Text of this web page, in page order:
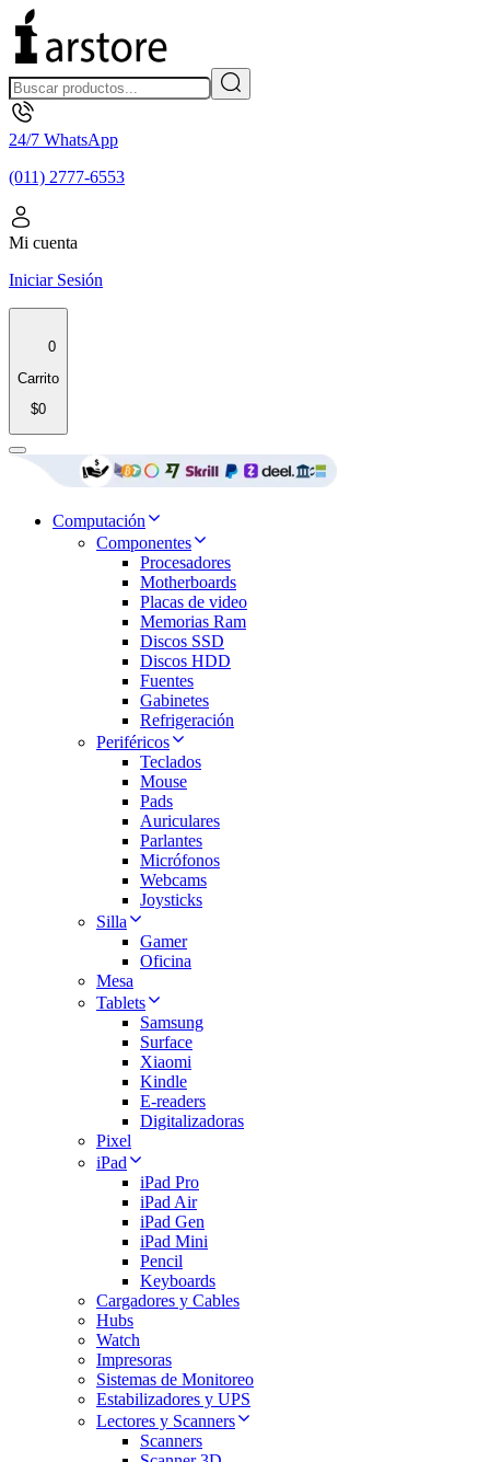
24/7 WhatsApp
(011) 2777-6553
Mi cuenta
Iniciar Sesión
0
Carrito
$0
Computación
Componentes
Procesadores
Motherboards
Placas de video
Memorias Ram
Discos SSD
Discos HDD
Fuentes
Gabinetes
Refrigeración
Periféricos
Teclados
Mouse
Pads
Auriculares
Parlantes
Micrófonos
Webcams
Joysticks
Silla
Gamer
Oficina
Mesa
Tablets
Samsung
Surface
Xiaomi
Kindle
E-readers
Digitalizadoras
Pixel
iPad
iPad Pro
iPad Air
iPad Gen
iPad Mini
Pencil
Keyboards
Cargadores y Cables
Hubs
Watch
Impresoras
Sistemas de Monitoreo
Estabilizadores y UPS
Lectores y Scanners
Scanners